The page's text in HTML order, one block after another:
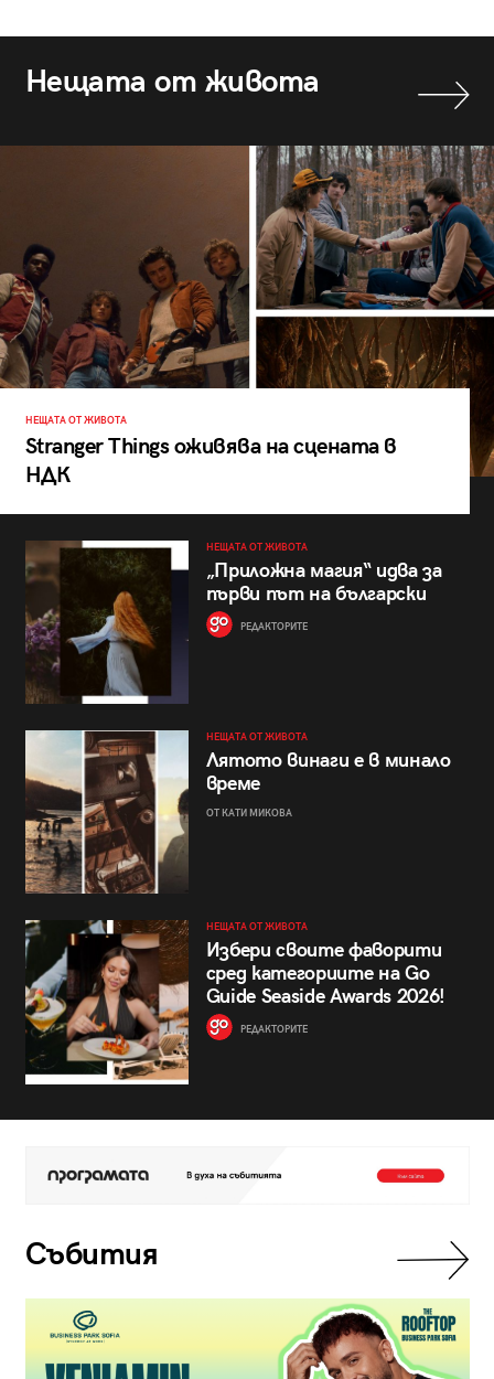
Нещата от живота
НЕЩАТА ОТ ЖИВОТА
Stranger Things оживява на сцената в
НДК
НЕЩАТА ОТ ЖИВОТА
„Приложна магия“ идва за
първи път на български
РЕДАКТОРИТЕ
НЕЩАТА ОТ ЖИВОТА
Лятото винаги е в минало
време
ОТ КАТИ МИКОВА
НЕЩАТА ОТ ЖИВОТА
Избери своите фаворити
сред категориите на Go
Guide Seaside Awards 2026!
РЕДАКТОРИТЕ
Събития